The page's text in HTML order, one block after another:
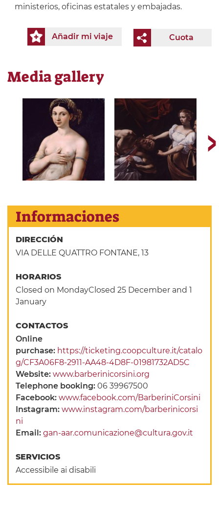
ministerios, oficinas estatales y embajadas.
Cuota
Añadir mi viaje
Media gallery
Informaciones
DIRECCIÓN
VIA DELLE QUATTRO FONTANE, 13
HORARIOS
Closed on MondayClosed 25 December and 1
January
CONTACTOS
Online
purchase: https://ticketing.coopculture.it/catalo
g/CF3A06F8-2911-AA48-4D8F-01981732AD5C
Website:www.barberinicorsini.org
Telephone booking:06 39967500
Facebook:www.facebook.com/BarberiniCorsini
Instagram:www.instagram.com/barberinicorsi
ni
Email:gan-aar.comunicazione@cultura.gov.it
SERVICIOS
Accessibile ai disabili